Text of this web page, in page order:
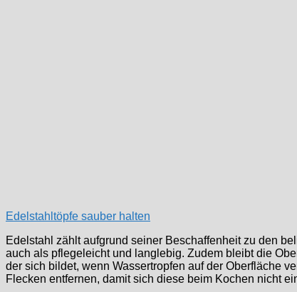
Edelstahltöpfe sauber halten
Edelstahl zählt aufgrund seiner Beschaffenheit zu den
auch als pflegeleicht und langlebig. Zudem bleibt die
der sich bildet, wenn Wassertropfen auf der Oberfläche
Flecken entfernen, damit sich diese beim Kochen nicht